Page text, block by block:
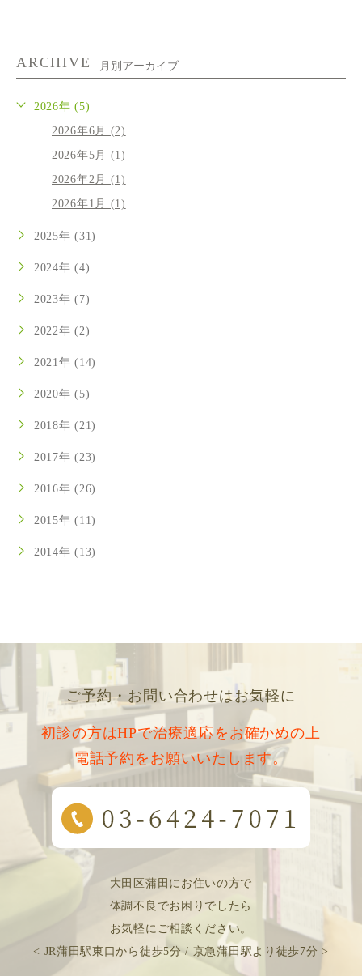
ARCHIVE 月別アーカイブ
2026年 (5)
2026年6月 (2)
2026年5月 (1)
2026年2月 (1)
2026年1月 (1)
2025年 (31)
2024年 (4)
2023年 (7)
2022年 (2)
2021年 (14)
2020年 (5)
2018年 (21)
2017年 (23)
2016年 (26)
2015年 (11)
2014年 (13)
ご予約・お問い合わせはお気軽に
初診の方はHPで治療適応をお確かめの上
電話予約をお願いいたします。
大田区蒲田にお住いの方で
体調不良でお困りでしたら
お気軽にご相談ください。
< JR蒲田駅東口から徒歩5分 / 京急蒲田駅より徒歩7分 >